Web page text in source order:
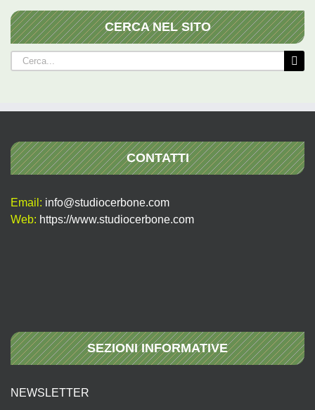
CERCA NEL SITO
Cerca
per:
CONTATTI
Email: info@studiocerbone.com
Web: https://www.studiocerbone.com
SEZIONI INFORMATIVE
NEWSLETTER